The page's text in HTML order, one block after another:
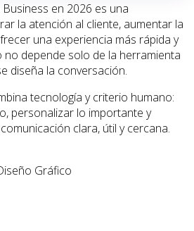
en 2026 es una
la atención al cliente, aumentar la
una experiencia más rápida y
depende solo de la herramienta
diseña la conversación.
tecnología y criterio humano:
personalizar lo importante y
clara, útil y cercana.
Gráfico